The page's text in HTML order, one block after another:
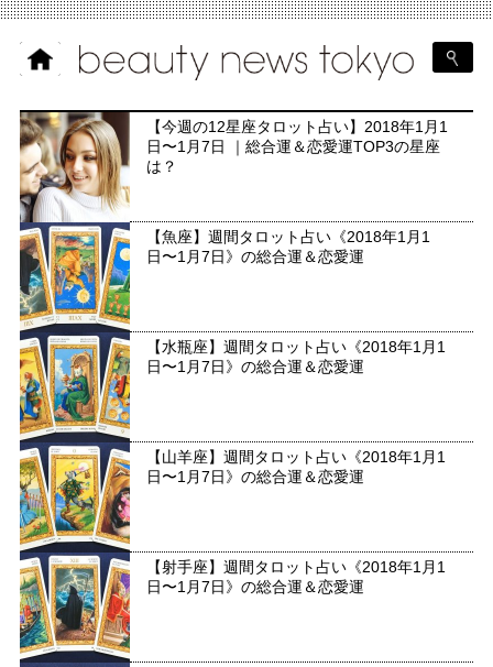
【今週の12星座タロット占い】2018年1月1
日〜1月7日 ｜総合運＆恋愛運TOP3の星座
は？
【魚座】週間タロット占い《2018年1月1
日〜1月7日》の総合運＆恋愛運
【水瓶座】週間タロット占い《2018年1月1
日〜1月7日》の総合運＆恋愛運
【山羊座】週間タロット占い《2018年1月1
日〜1月7日》の総合運＆恋愛運
【射手座】週間タロット占い《2018年1月1
日〜1月7日》の総合運＆恋愛運